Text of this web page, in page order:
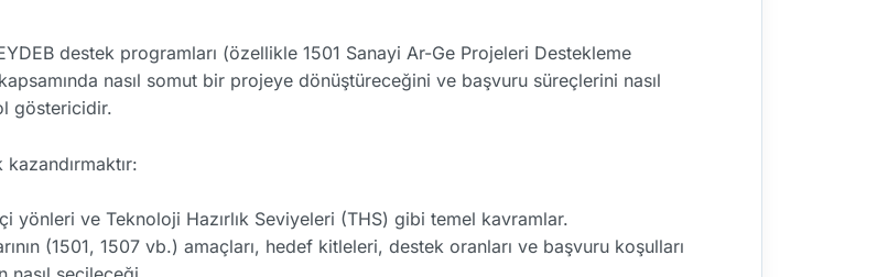
destek programları (özellikle 1501 Sanayi Ar-Ge Projeleri Destekleme
nasıl somut bir projeye dönüştüreceğini ve başvuru süreçlerini nasıl
göstericidir.
yönleri ve Teknoloji Hazırlık Seviyeleri (THS) gibi temel kavramlar.
(1501, 1507 vb.) amaçları, hedef kitleleri, destek oranları ve başvuru koşulları